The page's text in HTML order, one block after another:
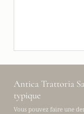
Antica Trattoria
typique
Vous pouvez faire une